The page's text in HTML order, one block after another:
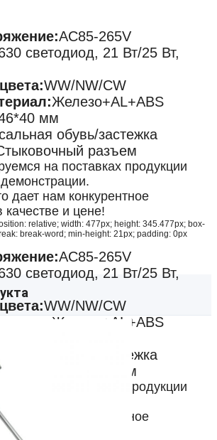
объектива, он
глаз дружественный свет.У
низкое потребление энергии
являясь
решением
внутри помещений.
AC85-265V
светодиод, 21 Вт/25 Вт,
WW/NW/CW
Железо+AL+ABS
мм
обувь/застежка
разъем
на поставках продукции
дает нам конкурентное
и цене!
relative; width: 477px; height: 345.477px; box-
break-word; min-height: 21px; padding: 0px
AC85-265V
светодиод, 21 Вт/25 Вт,
WW/NW/CW
Железо+AL+ABS
мм
обувь/застежка
разъем
на поставках продукции
дает нам конкурентное
и цене!